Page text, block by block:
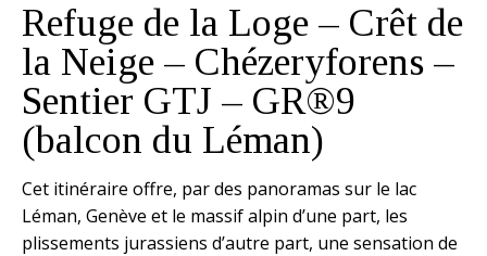
Refuge de la Loge – Crêt de
la Neige – Chézeryforens –
Sentier GTJ – GR®9
(balcon du Léman)
Cet itinéraire offre, par des panoramas sur le lac
Léman, Genève et le massif alpin d’une part, les
plissements jurassiens d’autre part, une sensation de